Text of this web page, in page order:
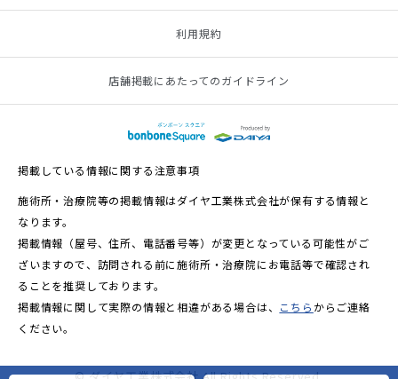
利用規約
店舗掲載にあたってのガイドライン
掲載している情報に関する注意事項
施術所・治療院等の掲載情報はダイヤ工業株式会社が保有する情報と
なります。
掲載情報（屋号、住所、電話番号等）が変更となっている可能性がご
ざいますので、訪問される前に施術所・治療院にお電話等で確認され
ることを推奨しております。
掲載情報に関して実際の情報と相違がある場合は、 こちら からご連絡
ください。
© ダイヤ工業株式会社 All Rights Reserved.